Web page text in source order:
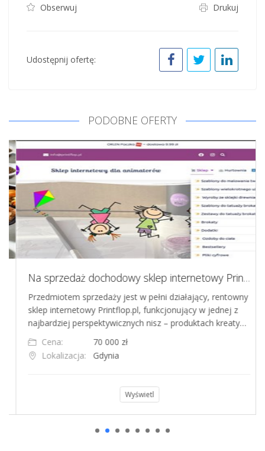
Obserwuj Drukuj
Udostępnij ofertę:
PODOBNE OFERTY
Na sprzedaż dochodowy sklep internetowy Printflop.pl
Przedmiotem sprzedaży jest w pełni działający, rentowny
sklep internetowy Printflop.pl, funkcjonujący w jednej z
najbardziej perspektywicznych nisz – produktach kreaty…
Cena:
70 000 zł
Lokalizacja:
Gdynia
Wyświetl